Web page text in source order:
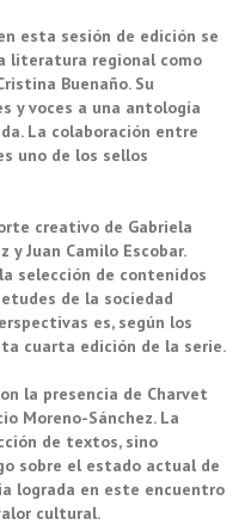
esta sesión de edición se
literatura regional como
Buenaño. Su
y voces a una antología
La colaboración entre
uno de los sellos
creativo de Gabriela
y Juan Camilo Escobar.
selección de contenidos
de la sociedad
es, según los
cuarta edición de la serie.
la presencia de Charvet
Moreno-Sánchez. La
de textos, sino
sobre el estado actual de
lograda en este encuentro
cultural.